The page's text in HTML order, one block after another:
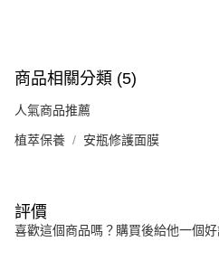
商品相關分類 (5)
人氣商品推薦
植萃保養 安瓶修護面膜
評價
喜歡這個商品嗎？購買後給他一個